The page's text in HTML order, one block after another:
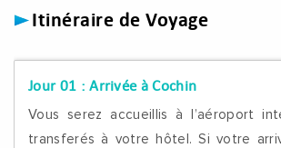
Itinéraire de Voyage
Jour 01 : Arrivée à Cochin
Vous serez accueillis à l’aéroport
transferés à votre hôtel. Si votre